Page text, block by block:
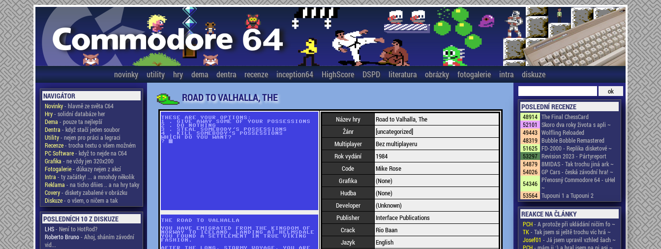
novinky utility hry dema dentra recenze inception64 HighScore DSPD literatura obrázky fotogalerie intra diskuze
NAVIGÁTOR
Novinky- hlavně ze světa C64
Hry- solidní databáze her
Dema - pouze ta nejlepší
Dentra - když stačí jeden soubor
Utility- nejen pro práci a legraci
Recenze- trocha textu o všem možném
PC Software- když to nejde na C64
Grafika - ne vždy jen 320x200
Fotogalerie- důkazy nejen z akcí
Intra - ty začátky! ... a mnohdy několik
Reklama - na ticho dňies .. a na hry taky
Covery- diskety zabalené v obrázku
Diskuze- o všem, o ničem a tak
POSLEDNÍCH 10 Z DISKUZE
LHS- Není to HotRod?
Roberto Bruno- Ahoj, sháním závodní
vid...
ROAD TO VALHALLA, THE
Název hry
Road to Valhalla, The
Žánr
[uncategorized]
Multiplayer
Bez multiplayeru
Rok vydání
1984
Code
Mike Rose
Grafika
(None)
Hudba
(None)
Developer
(Unknown)
Publisher
Interface Publications
Crack
Rio Baan
Jazyk
English
POSLEDNÍ RECENZE
48914 The Final ChessCard
52101
Skoro dva roky života s apli ~
49443 Wolfling Reloaded
48319 Bubble Bobble Remastered
51625 FD-2000 - Replika disketové ~
53297 Revision 2023 - Pártyreport
54879 8MIDAS - Tak trochu jiná ark ~
54026 GP Cars - česká závodní hra! ~
54346 Přenosný Commodore 64 - uHel
~
53564 Tupouni 1 a Tupouni 2
REAKCE NA ČLÁNKY
PCH- A protože při ukládání ničím fo ~
TK- Tak jsem si ještě trochu víc hrá ~
Josef01 - Já jsem upravil vzhled šach ~